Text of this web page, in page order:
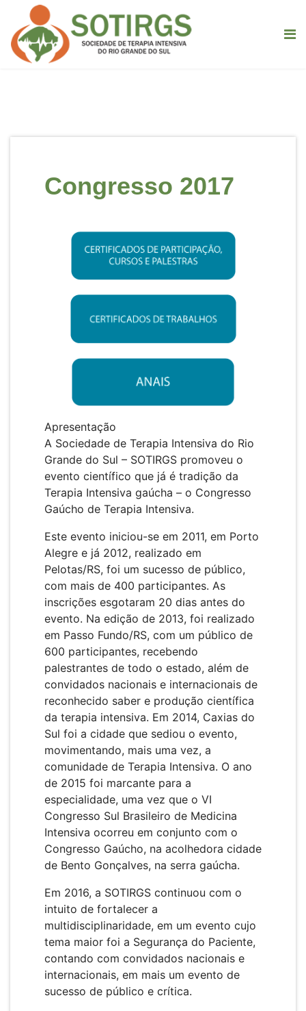
Congresso 2017
Apresentação
A Sociedade de Terapia Intensiva do Rio
Grande do Sul – SOTIRGS promoveu o
evento científico que já é tradição da
Terapia Intensiva gaúcha – o Congresso
Gaúcho de Terapia Intensiva.
Este evento iniciou-se em 2011, em Porto
Alegre e já 2012, realizado em
Pelotas/RS, foi um sucesso de público,
com mais de 400 participantes. As
inscrições esgotaram 20 dias antes do
evento. Na edição de 2013, foi realizado
em Passo Fundo/RS, com um público de
600 participantes, recebendo
palestrantes de todo o estado, além de
convidados nacionais e internacionais de
reconhecido saber e produção científica
da terapia intensiva. Em 2014, Caxias do
Sul foi a cidade que sediou o evento,
movimentando, mais uma vez, a
comunidade de Terapia Intensiva. O ano
de 2015 foi marcante para a
especialidade, uma vez que o VI
Congresso Sul Brasileiro de Medicina
Intensiva ocorreu em conjunto com o
Congresso Gaúcho, na acolhedora cidade
de Bento Gonçalves, na serra gaúcha.
Em 2016, a SOTIRGS continuou com o
intuito de fortalecer a
multidisciplinaridade, em um evento cujo
tema maior foi a Segurança do Paciente,
contando com convidados nacionais e
internacionais, em mais um evento de
sucesso de público e crítica.